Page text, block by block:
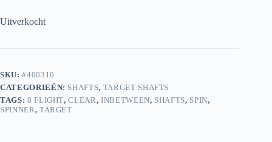
Uitverkocht
SKU:#400310
CATEGORIEËN: SHAFTS, TARGET SHAFTS
TAGS: 8 FLIGHT,CLEAR, INBETWEEN, SHAFTS, SPIN,
SPINNER, TARGET